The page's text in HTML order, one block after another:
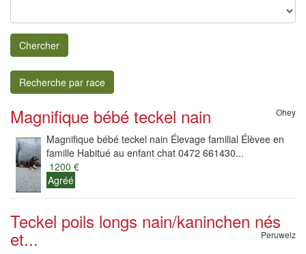
Chercher
Recherche par race
Magnifique bébé teckel nain Ohey
Magnifique bébé teckel nain Élevage familial Élèvee en
famille Habitué au enfant chat 0472 661430...
1200 €
Agréé
Teckel poils longs nain/kaninchen nés
et... Peruwelz